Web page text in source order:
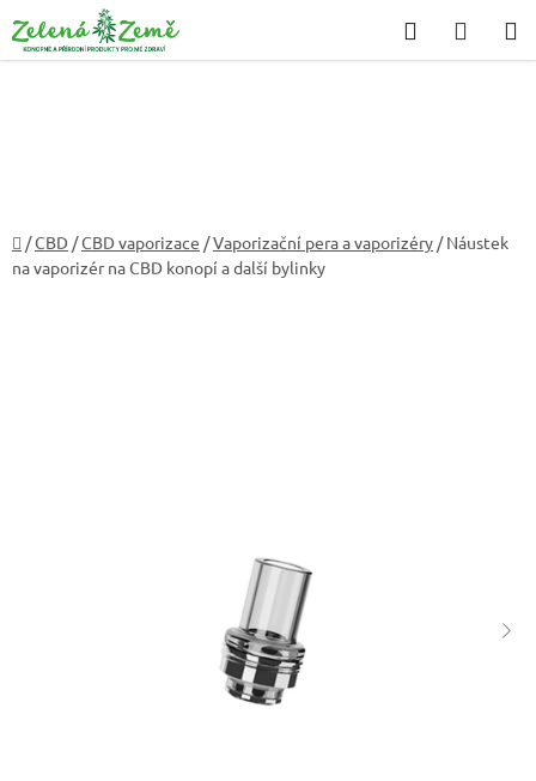
na
obsah
Hledat
KOŠÍK
Domů
/CBD /CBD vaporizace /Vaporizační pera a vaporizéry / Náustek
na vaporizér na CBD konopí a další bylinky